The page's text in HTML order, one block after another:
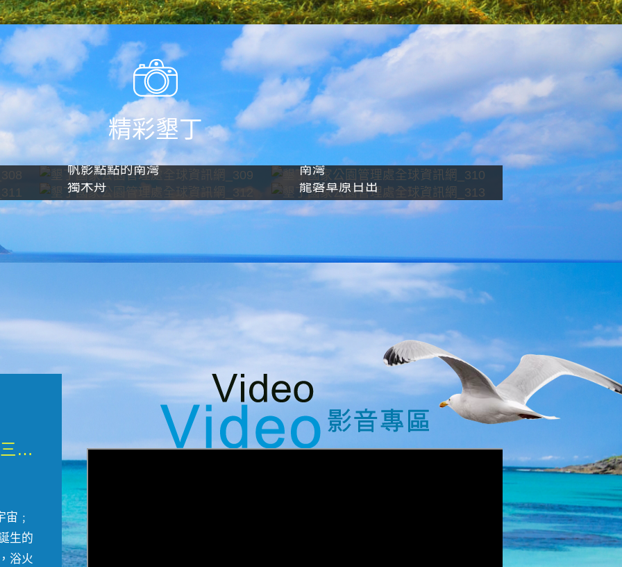
精彩墾丁
帆影點點的南灣
南灣
獨木舟
龍磐草原日出
微觀墾丁三部曲 重生....
﹔
生的
浴火